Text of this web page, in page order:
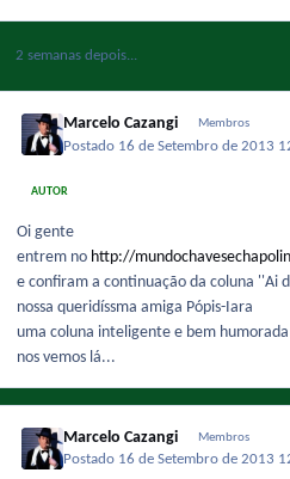
2 semanas depois...
Marcelo Cazangi Membros
Postado 16 de Setembro de 2013
AUTOR
Oi gente
entrem no http://
e confiram a continuação da coluna ''Ai
nossa queridíssma amiga Pópis-Iara
uma coluna inteligente e bem humorada
nos vemos lá...
Marcelo Cazangi Membros
Postado 16 de Setembro de 2013